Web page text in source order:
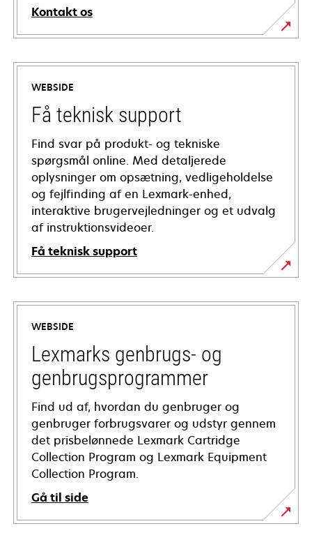
Kontakt os
WEBSIDE
Få teknisk support
Find svar på produkt- og tekniske
spørgsmål online. Med detaljerede
oplysninger om opsætning, vedligeholdelse
og fejlfinding af en Lexmark-enhed,
interaktive brugervejledninger og et udvalg
af instruktionsvideoer.
Få teknisk support
opens
in
new
tab
WEBSIDE
Lexmarks genbrugs- og
genbrugsprogrammer
Find ud af, hvordan du genbruger og
genbruger forbrugsvarer og udstyr gennem
det prisbelønnede Lexmark Cartridge
Collection Program og Lexmark Equipment
Collection Program.
Gå til side